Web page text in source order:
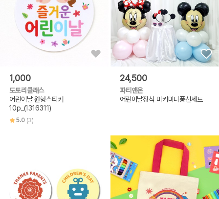
1,000
도토리클래스
어린이날 원형스티커
10p_(1316311)
5.0 (3)
24,500
파티앤온
어린이날장식 미키미니풍선세트